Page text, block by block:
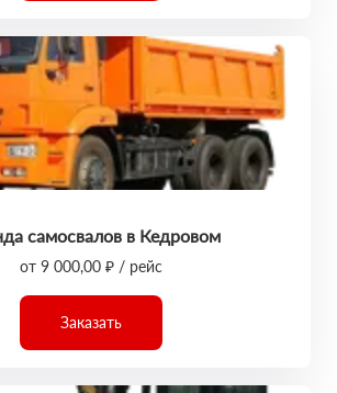
самосвалов в Кедровом
от 9 000,00 ₽ / рейс
Заказать